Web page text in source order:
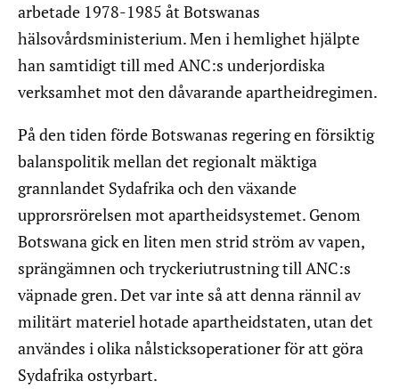
arbetade 1978-1985 åt Botswanas
hälsovårdsministerium. Men i hemlighet hjälpte
han samtidigt till med ANC:s underjordiska
verksamhet mot den dåvarande apartheidregimen.
På den tiden förde Botswanas regering en försiktig
balanspolitik mellan det regionalt mäktiga
grannlandet Sydafrika och den växande
upprorsrörelsen mot apartheidsystemet. Genom
Botswana gick en liten men strid ström av vapen,
sprängämnen och tryckeriutrustning till ANC:s
väpnade gren. Det var inte så att denna rännil av
militärt materiel hotade apartheidstaten, utan det
användes i olika nålsticksoperationer för att göra
Sydafrika ostyrbart.